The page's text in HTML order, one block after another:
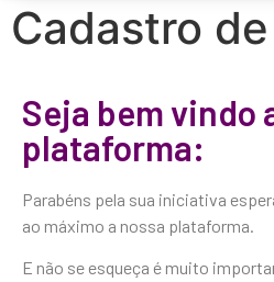
Cadastro
Seja bem vindo
plataforma:
Parabéns pela sua iniciativa
ao máximo a nossa plataforma.
E não se esqueça é muito